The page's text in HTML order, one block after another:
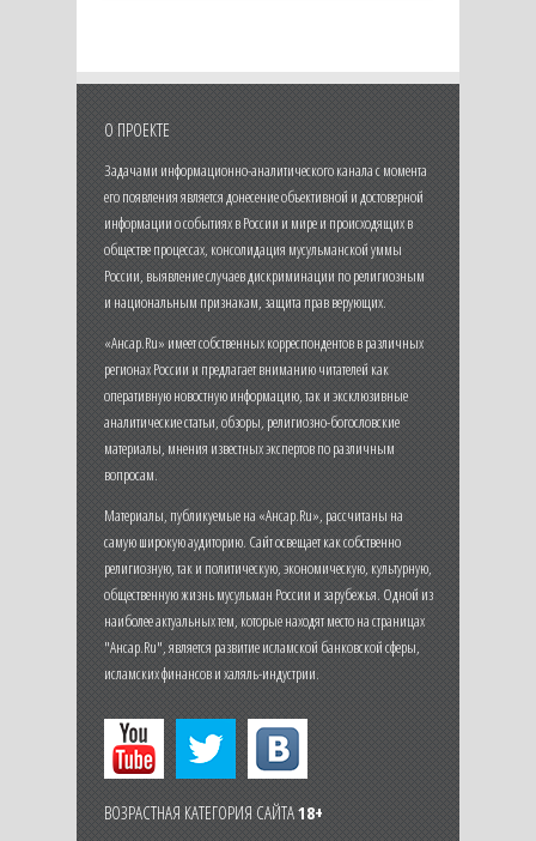
О ПРОЕКТЕ
Задачами информационно-аналитического канала с момента
его появления является донесение объективной и достоверной
информации о событиях в России и мире и происходящих в
обществе процессах, консолидация мусульманской уммы
России, выявление случаев дискриминации по религиозным
и национальным признакам, защита прав верующих.
«Ансар.Ru» имеет собственных корреспондентов в различных
регионах России и предлагает вниманию читателей как
оперативную новостную информацию, так и эксклюзивные
аналитические статьи, обзоры, религиозно-богословские
материалы, мнения известных экспертов по различным
вопросам.
Материалы, публикуемые на «Ансар.Ru», рассчитаны на
самую широкую аудиторию. Сайт освещает как собственно
религиозную, так и политическую, экономическую, культурную,
общественную жизнь мусульман России и зарубежья. Одной из
наиболее актуальных тем, которые находят место на страницах
"Ансар.Ru", является развитие исламской банковской сферы,
исламских финансов и халяль-индустрии.
ВОЗРАСТНАЯ КАТЕГОРИЯ САЙТА18+